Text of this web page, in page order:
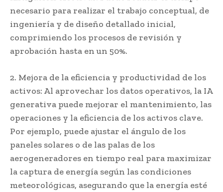
necesario para realizar el trabajo conceptual, de
ingeniería y de diseño detallado inicial,
comprimiendo los procesos de revisión y
aprobación hasta en un 50%.
2. Mejora de la eficiencia y productividad de los
activos: Al aprovechar los datos operativos, la IA
generativa puede mejorar el mantenimiento, las
operaciones y la eficiencia de los activos clave.
Por ejemplo, puede ajustar el ángulo de los
paneles solares o de las palas de los
aerogeneradores en tiempo real para maximizar
la captura de energía según las condiciones
meteorológicas, asegurando que la energía esté